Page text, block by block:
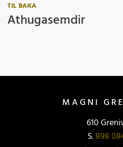
TIL BAKA
Athugasemdir
MAGNI
610
S.898